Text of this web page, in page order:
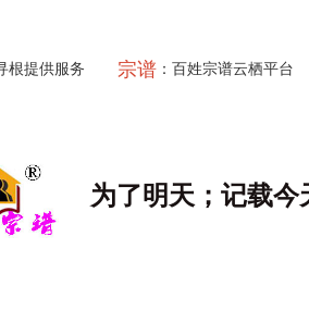
根提供服务 宗谱 ：百姓宗谱云栖平台
为了明天；记载